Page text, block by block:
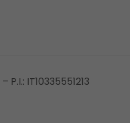
– P.I.: IT10335551213